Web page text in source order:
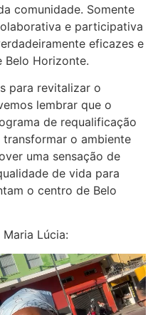
comunidade. Somente
e participativa
eficazes e
Belo Horizonte.
para revitalizar o
lembrar que o
de requalificação
transformar o ambiente
uma sensação de
de vida para
o centro de Belo
Lúcia: